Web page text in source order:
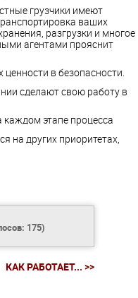
грузчики имеют
ваших
разгрузки и многое
агентами прояснит
в безопасности.
сделают свою работу в
этапе процесса
на других приоритетах,
175)
КАК РАБОТАЕТ... >>